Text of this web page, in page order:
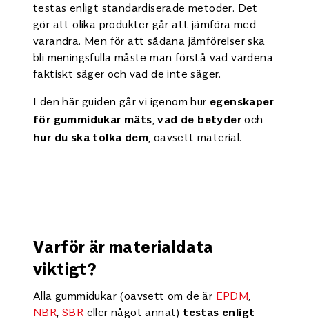
testas enligt standardiserade metoder. Det
gör att olika produkter går att jämföra med
varandra. Men för att sådana jämförelser ska
bli meningsfulla måste man förstå vad värdena
faktiskt säger och vad de inte säger.
I den här guiden går vi igenom hur egenskaper
för gummidukar mäts ,vad de betyder och
hur du ska tolka dem , oavsett material.
Varför är materialdata
viktigt?
Alla gummidukar (oavsett om de är EPDM
NBR ,SBR eller något annat) testas enligt